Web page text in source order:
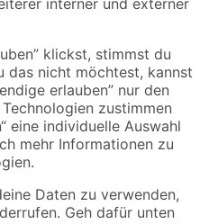
Die dargestellten Angebote sind unter